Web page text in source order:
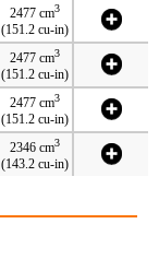
2477 cm3
(151.2 cu-in)
2477 cm3
(151.2 cu-in)
2477 cm3
(151.2 cu-in)
2346 cm3
(143.2 cu-in)